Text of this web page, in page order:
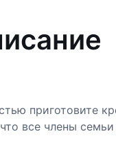
приготовите
все члены